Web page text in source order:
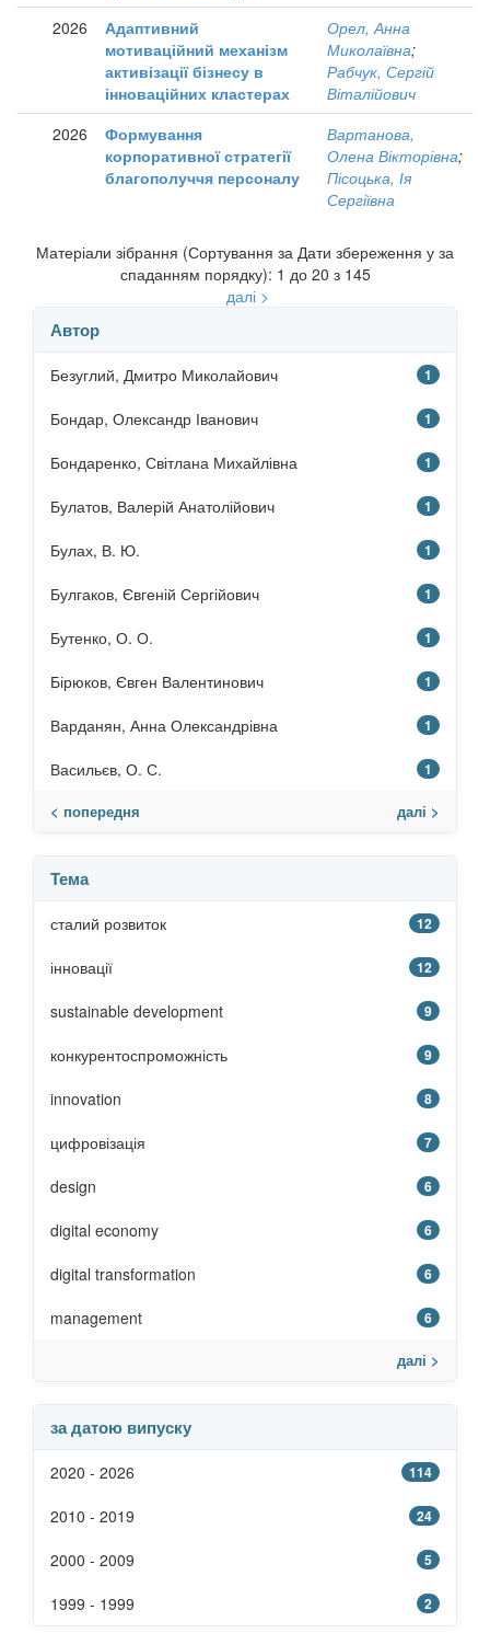
2026
Адаптивний
мотиваційний механізм
активізації бізнесу в
інноваційних кластерах
Орел, Анна
Миколаївна;
Рабчук, Сергій
Віталійович
2026
Формування
корпоративної стратегії
благополуччя персоналу
Вартанова,
Олена Вікторівна;
Пісоцька, Ія
Сергіївна
Матеріали зібрання (Сортування за Дати збереження у за
спаданням порядку): 1 до 20 з 145
далі >
Автор
Безуглий, Дмитро Миколайович 1
Бондар, Олександр Іванович 1
Бондаренко, Світлана Михайлівна 1
Булатов, Валерій Анатолійович 1
Булах, В. Ю. 1
Булгаков, Євгеній Сергійович 1
Бутенко, О. О. 1
Бірюков, Євген Валентинович 1
Варданян, Анна Олександрівна 1
Васильєв, О. С. 1
< попередня далі >
Тема
сталий розвиток 12
інновації 12
sustainable development 9
конкурентоспроможність 9
innovation 8
цифровізація 7
design 6
digital economy 6
digital transformation 6
management 6
далі >
за датою випуску
2020 - 2026 114
2010 - 2019 24
2000 - 2009 5
1999 - 1999 2